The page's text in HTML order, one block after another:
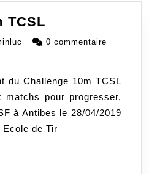
TCSL
10m
adminluc0 commentaire
du Challenge 10m TCSL
pour progresser,
à Antibes le 28/04/2019
de Tir